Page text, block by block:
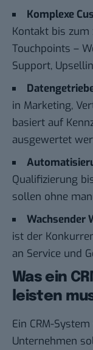
Komplexe
Kontakt bis zum
Touchpoints –
Support,
in Marketing,
basiert auf
ausgewertet
Qualifizierung
sollen ohne
Wachsender
ist der
an Service und
Was ein
leisten
Ein CRM-
Unternehmen